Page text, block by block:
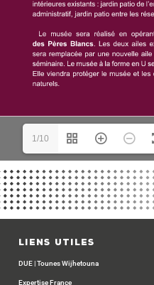
1/10
Liens Utiles
DUE|Tounes Wijhetouna
Expertise France